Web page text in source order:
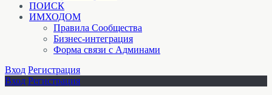
ПОИСК
ИМХОДОМ
Правила Сообщества
Бизнес-интеграция
Форма связи с Админами
Вход Регистрация
Вход Регистрация